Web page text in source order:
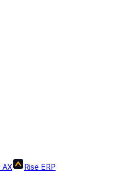
AX Rise ERP